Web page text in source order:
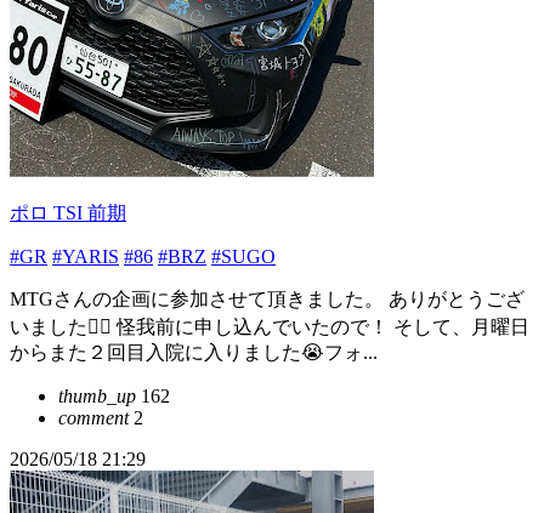
ポロ TSI 前期
#GR #YARIS #86 #BRZ #SUGO
MTGさんの企画に参加させて頂きました。 ありがとうござ
いました🙇‍♂️ 怪我前に申し込んでいたので！ そして、月曜日
からまた２回目入院に入りました😭フォ...
thumb_up 162
comment2
2026/05/18 21:29